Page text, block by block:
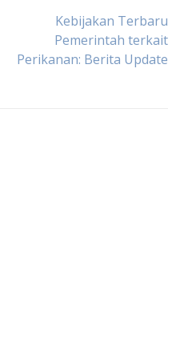
Kebijakan Terbaru
Pemerintah terkait
Perikanan: Berita Update